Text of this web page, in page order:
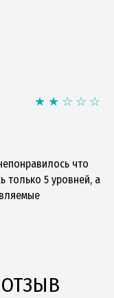
что
только 5 уровней, а